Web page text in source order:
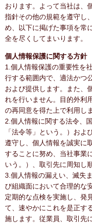
おります。よって当社は、
指針その他の規範を遵守し
め、以下に掲げた事項を常
全を尽くしてまいります。
個人情報保護に関する方針
1.個人情報保護の重要性を
行する範囲内で、適法かつ
および提供します。また、
れを行いません。目的外利
の再同意を得た上で利用しま
2.個人情報に関する法令、
「法令等」という。）お
遵守し、個人情報を誠実に
することに努め、当社事業
いう。）、取引先に周知し
3.個人情報の漏えい、滅失
び組織面において合理的な
定期的な点検を実施し、発
て、速やかにこれを是正す
施します。従業員、取引先